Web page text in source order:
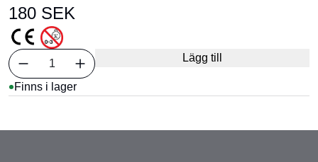
180 SEK
Välj antal
1 Lägg till
Finns i lager